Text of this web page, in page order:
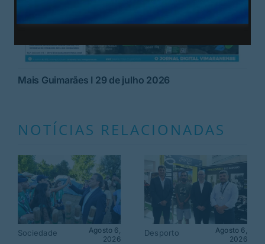
Mais Guimarães I 29 de julho 2026
NOTÍCIAS RELACIONADAS
Sociedade
Agosto 6,
2026
Desporto
Agosto 6,
2026